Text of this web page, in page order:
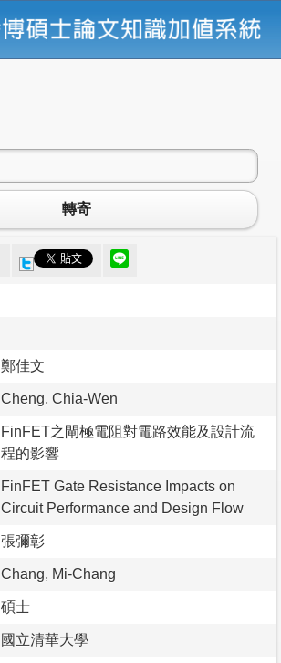
轉寄
鄭佳文
Cheng, Chia-Wen
FinFET之閘極電阻對電路效能及設計流
程的影響
FinFET Gate Resistance Impacts on
Circuit Performance and Design Flow
張彌彰
Chang, Mi-Chang
碩士
國立清華大學